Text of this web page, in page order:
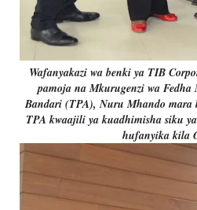
Wafanyakazi wa benki ya TIB
pamoja na Mkurugenzi wa Fedha
Bandari (TPA), Nuru Mhando mara
TPA kwaajili ya kuadhimisha siku
hufanyika kila